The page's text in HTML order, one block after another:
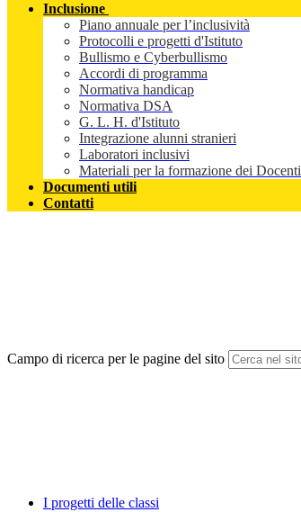
Inclusione
Piano annuale per l’inclusività
Protocolli e progetti d'Istituto
Bullismo e Cyberbullismo
Accordi di programma
Normativa handicap
Normativa DSA
G. L. H. d'Istituto
Integrazione alunni stranieri
Laboratori inclusivi
Materiali per la formazione dei Docenti
Documenti utili
Contatti
Campo di ricerca per le pagine del sito
I progetti delle classi